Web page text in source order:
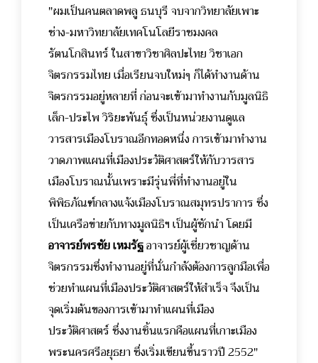
"ผมเป็นคนตลาดพลู ธนบุรี จบจากวิทยาลัยเพาะ
ช่าง-มหาวิทยาลัยเทคโนโลยีราชมงคล
รัตนโกสินทร์ ในสาขาวิชาศิลปะไทย วิชาเอก
จิตรกรรมไทย เมื่อเรียนจบใหม่ๆ ก็ได้ทำงานด้าน
จิตรกรรมอยู่หลายที่ ก่อนจะเข้ามาทำงานกับมูลนิธิ
เล็ก-ประไพ วิริยะพันธุ์ ซึ่งเป็นหน่วยงานดูแล
วารสารเมืองโบราณอีกทอดหนึ่ง การเข้ามาทำงาน
วาดภาพแผนที่เมืองประวัติศาสตร์ให้กับวารสาร
เมืองโบราณนั้นเพราะมีรุ่นพี่ที่ทำงานอยู่ใน
พิพิธภัณฑ์กลางแจ้งเมืองโบราณสมุทรปราการ ซึ่ง
เป็นเครือข่ายกับทางมูลนิธิฯ เป็นผู้ชักนำ โดยมี
อาจารย์พรชัย เหมรัฐอาจารย์ผู้เชี่ยวชาญด้าน
จิตรกรรมซึ่งทำงานอยู่ที่นั่นกำลังต้องการลูกมือเพื่อ
ช่วยทำแผนที่เมืองประวัติศาสตร์ให้สำเร็จ จึงเป็น
จุดเริ่มต้นของการเข้ามาทำแผนที่เมือง
ประวัติศาสตร์ ซึ่งงานชิ้นแรกคือแผนที่เกาะเมือง
พระนครศรีอยุธยา ซึ่งเริ่มเขียนขึ้นราวปี 2552"